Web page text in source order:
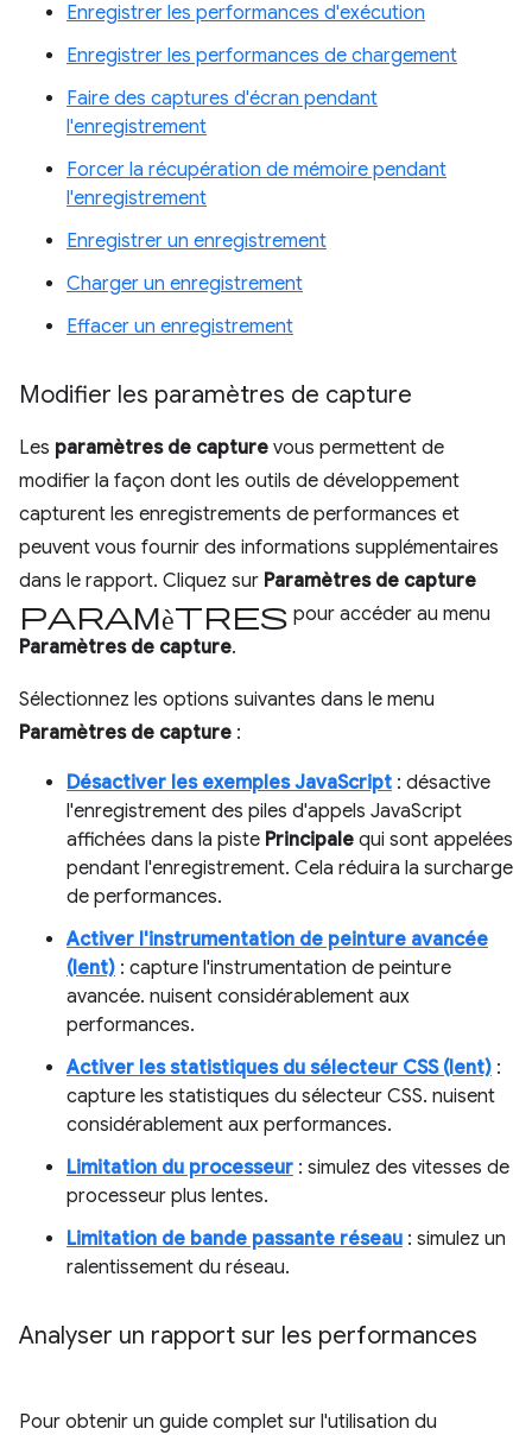
Enregistrer les performances d'exécution
Enregistrer les performances de chargement
Faire des captures d'écran pendant
l'enregistrement
Forcer la récupération de mémoire pendant
l'enregistrement
Enregistrer un enregistrement
Charger un enregistrement
Effacer un enregistrement
Modifier les paramètres de capture
Les paramètres de capture vous permettent de
modifier la façon dont les outils de développement
capturent les enregistrements de performances et
peuvent vous fournir des informations supplémentaires
dans le rapport. Cliquez sur Paramètres de capture
paramètres pour accéder au menu
Paramètres de capture.
Sélectionnez les options suivantes dans le menu
Paramètres de capture :
Désactiver les exemples JavaScript : désactive
l'enregistrement des piles d'appels JavaScript
affichées dans la piste Principale qui sont appelées
pendant l'enregistrement. Cela réduira la surcharge
de performances.
Activer l'instrumentation de peinture avancée
(lent) : capture l'instrumentation de peinture
avancée. nuisent considérablement aux
performances.
Activer les statistiques du sélecteur CSS (lent) :
capture les statistiques du sélecteur CSS. nuisent
considérablement aux performances.
Limitation du processeur : simulez des vitesses de
processeur plus lentes.
Limitation de bande passante réseau : simulez un
ralentissement du réseau.
Analyser un rapport sur les performances
Pour obtenir un guide complet sur l'utilisation du